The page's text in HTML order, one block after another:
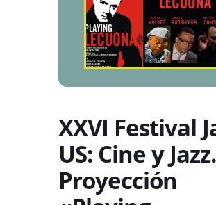
XXVI Festival
US: Cine y Jazz.
Proyección